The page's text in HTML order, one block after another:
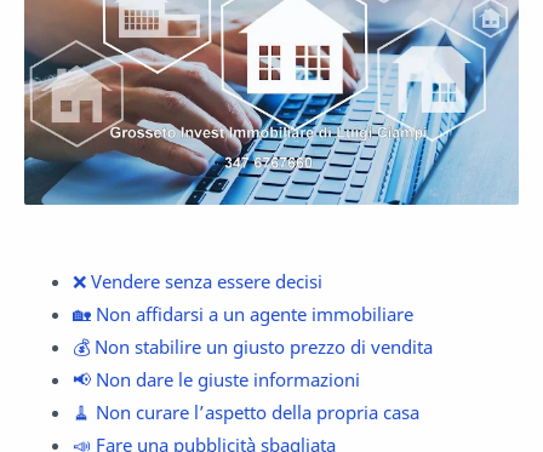
❌ Vendere senza essere decisi
🏡 Non affidarsi a un agente immobiliare
💰 Non stabilire un giusto prezzo di vendita
📢 Non dare le giuste informazioni
🧹 Non curare l’aspetto della propria casa
📣 Fare una pubblicità sbagliata